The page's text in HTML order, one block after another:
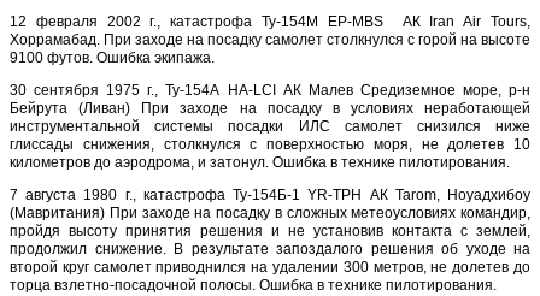
12 февраля 2002 г., катастрофа Ту-154М EP-MBS АК Iran Air Tours,
Хоррамабад. При заходе на посадку самолет столкнулся с горой на высоте
9100 футов. Ошибка экипажа.
30 сентября 1975 г., Ту-154А HA-LCI АК Малев Средиземное море, р-н
Бейрута (Ливан) При заходе на посадку в условиях неработающей
инструментальной системы посадки ИЛС самолет снизился ниже
глиссады снижения, столкнулся с поверхностью моря, не долетев 10
километров до аэродрома, и затонул. Ошибка в технике пилотирования.
7 августа 1980 г., катастрофа Ту-154Б-1 YR-TPH АК Tarom, Ноуадхибоу
(Мавритания) При заходе на посадку в сложных метеоусловиях командир,
пройдя высоту принятия решения и не установив контакта с землей,
продолжил снижение. В результате запоздалого решения об уходе на
второй круг самолет приводнился на удалении 300 метров, не долетев до
торца взлетно-посадочной полосы. Ошибка в технике пилотирования.